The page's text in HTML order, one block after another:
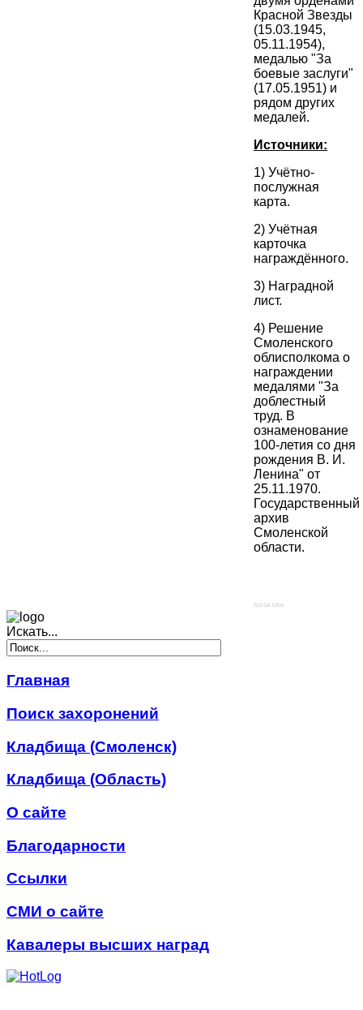
Красной Звезды
(15.03.1945,
05.11.1954),
медалью "За
боевые заслуги"
(17.05.1951) и
рядом других
медалей.
Источники:
1) Учётно-
послужная
карта.
2) Учётная
карточка
награждённого.
3) Наградной
лист.
4) Решение
Смоленского
облисполкома о
награждении
медалями "За
доблестный
труд. В
ознаменование
100-летия со дня
рождения В. И.
Ленина" от
25.11.1970.
Государственный
архив
Смоленской
области.
Social Like
Искать...
Главная
Поиск захоронений
Кладбища (Смоленск)
Кладбища (Область)
О сайте
Благодарности
Ссылки
СМИ о сайте
Кавалеры высших наград